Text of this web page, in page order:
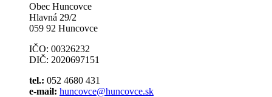
Obec Huncovce
Hlavná 29/2
059 92 Huncovce
IČO: 00326232
DIČ: 2020697151
tel.: 052 4680 431
e-mail: huncovce@huncovce.sk